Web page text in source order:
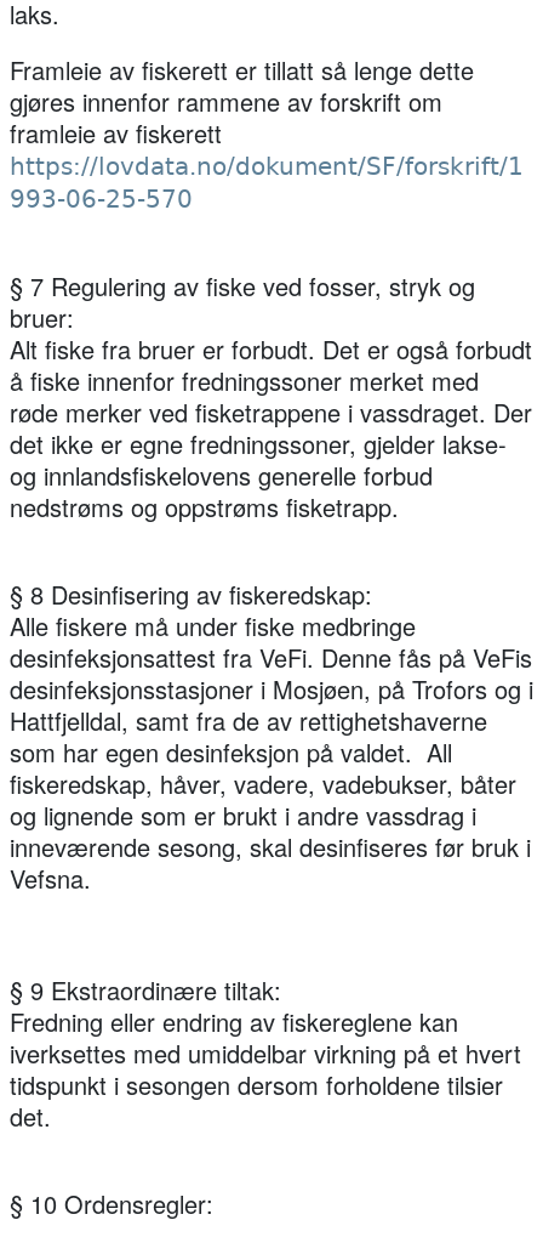
laks.
Framleie av fiskerett er tillatt så lenge dette
gjøres innenfor rammene av forskrift om
framleie av fiskerett
https://lovdata.no/dokument/SF/forskrift/1
993-06-25-570
§ 7 Regulering av fiske ved fosser, stryk og
bruer:
Alt fiske fra bruer er forbudt. Det er også forbudt
å fiske innenfor fredningssoner merket med
røde merker ved fisketrappene i vassdraget. Der
det ikke er egne fredningssoner, gjelder lakse-
og innlandsfiskelovens generelle forbud
nedstrøms og oppstrøms fisketrapp.
§ 8 Desinfisering av fiskeredskap:
Alle fiskere må under fiske medbringe
desinfeksjonsattest fra VeFi. Denne fås på VeFis
desinfeksjonsstasjoner i Mosjøen, på Trofors og i
Hattfjelldal, samt fra de av rettighetshaverne
som har egen desinfeksjon på valdet. All
fiskeredskap, håver, vadere, vadebukser, båter
og lignende som er brukt i andre vassdrag i
inneværende sesong, skal desinfiseres før bruk i
Vefsna.
§ 9 Ekstraordinære tiltak:
Fredning eller endring av fiskereglene kan
iverksettes med umiddelbar virkning på et hvert
tidspunkt i sesongen dersom forholdene tilsier
det.
§ 10 Ordensregler: